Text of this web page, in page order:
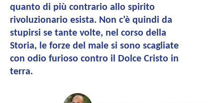
quanto di più contrario allo spirito
rivoluzionario esista. Non c’è quindi da
stupirsi se tante volte, nel corso della
Storia, le forze del male si sono scagliate
con odio furioso contro il Dolce Cristo in
terra.